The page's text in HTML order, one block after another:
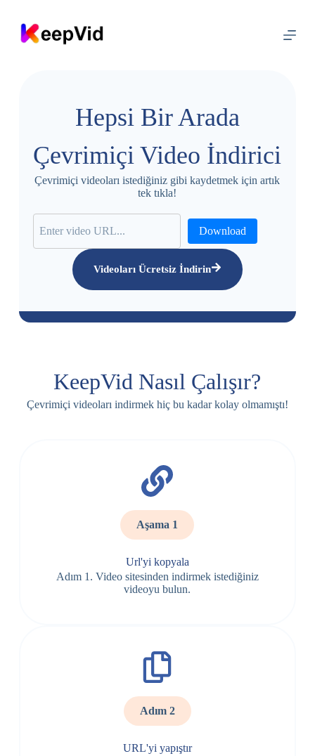
Hepsi Bir Arada
Çevrimiçi Video İndirici
Çevrimiçi videoları istediğiniz gibi kaydetmek için artık
tek tıkla!
Download
Videoları Ücretsiz İndirin
KeepVid Nasıl Çalışır?
Çevrimiçi videoları indirmek hiç bu kadar kolay olmamıştı!
Aşama 1
Url'yi kopyala
Adım 1. Video sitesinden indirmek istediğiniz
videoyu bulun.
Adım 2
URL'yi yapıştır